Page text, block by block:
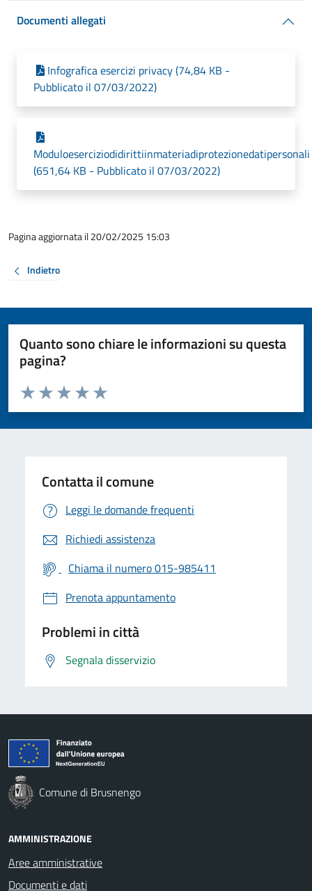
Documenti allegati
Infografica esercizi privacy (74,84 KB -
Pubblicato il 07/03/2022)
Moduloeserciziodidirittiinmateriadiprotezionedatipersonali
(651,64 KB - Pubblicato il 07/03/2022)
Pagina aggiornata il 20/02/2025 15:03
Indietro
Quanto sono chiare le informazioni su questa
pagina?
Valuta da 1 a 5 stelle la pagina
Valuta 5 stelle su 5
Valuta 4 stelle su 5
Valuta 3 stelle su 5
Valuta 2 stelle su 5
Valuta 1 stelle su 5
Contatta il comune
Leggi le domande frequenti
Richiedi assistenza
Chiama il numero 015-985411
Prenota appuntamento
Problemi in città
Segnala disservizio
Comune di Brusnengo
AMMINISTRAZIONE
Aree amministrative
Documenti e dati